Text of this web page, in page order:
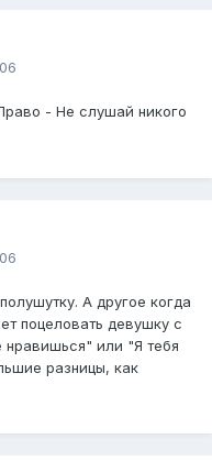
- Не слушай никого
А другое когда
поцеловать девушку с
нравишься" или "Я тебя
разницы, как